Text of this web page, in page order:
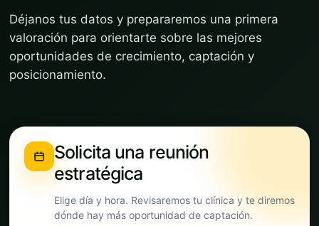
Déjanos tus datos y prepararemos una primera
valoración para orientarte sobre las mejores
oportunidades de crecimiento, captación y
posicionamiento.
Solicita una reunión
estratégica
Elige día y hora. Revisaremos tu clínica y te diremos
dónde hay más oportunidad de captación.